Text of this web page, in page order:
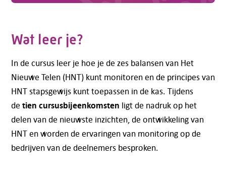
Wat leer je?
In de cursus leer je hoe je de zes balansen van Het
Nieuwe Telen (HNT) kunt monitoren en de principes van
HNT stapsgewijs kunt toepassen in de kas. Tijdens
de tien cursusbijeenkomsten ligt de nadruk op het
delen van de nieuwste inzichten, de ontwikkeling van
HNT en worden de ervaringen van monitoring op de
bedrijven van de deelnemers besproken.